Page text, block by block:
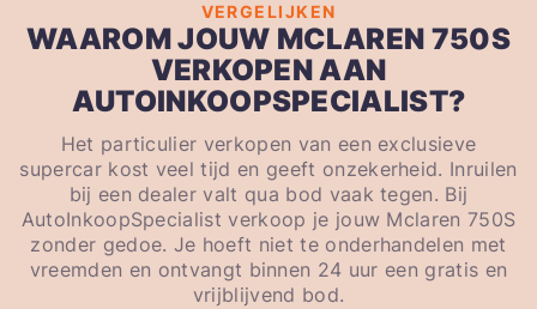
VERGELIJKEN
WAAROM JOUW MCLAREN 750S
VERKOPEN AAN
AUTOINKOOPSPECIALIST?
Het particulier verkopen van een exclusieve
supercar kost veel tijd en geeft onzekerheid. Inruilen
bij een dealer valt qua bod vaak tegen. Bij
AutoInkoopSpecialist verkoop je jouw Mclaren 750S
zonder gedoe. Je hoeft niet te onderhandelen met
vreemden en ontvangt binnen 24 uur een gratis en
vrijblijvend bod.